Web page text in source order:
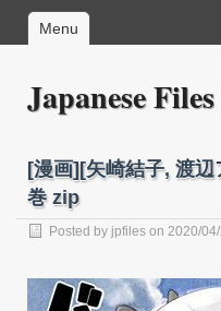
Menu
Japanese Files
[漫画][矢崎結子, 渡
巻 zip
Posted by jpfiles on 2020/